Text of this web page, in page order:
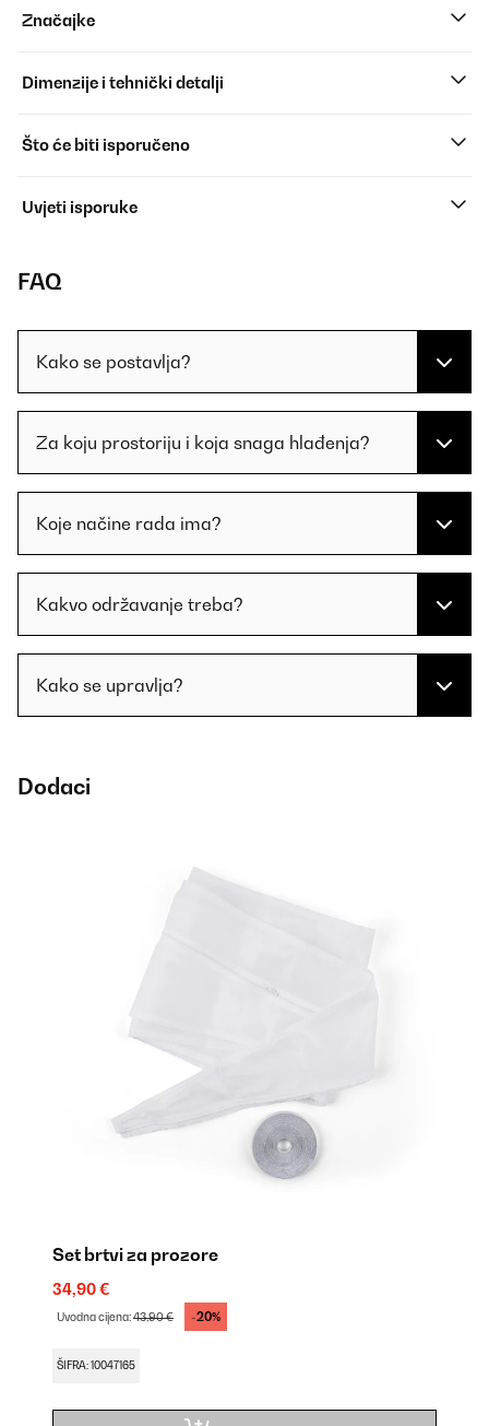
Značajke
Dimenzije i tehnički detalji
Što će biti isporučeno
Uvjeti isporuke
FAQ
Kako se postavlja?
Za koju prostoriju i koja snaga hlađenja?
Koje načine rada ima?
Kakvo održavanje treba?
Kako se upravlja?
Dodaci
Set brtvi za prozore
34,90 €
Uvodna cijena:43,90 € -20%
ŠIFRA: 10047165